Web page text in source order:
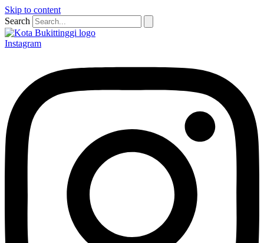
Skip to content
Search
Instagram